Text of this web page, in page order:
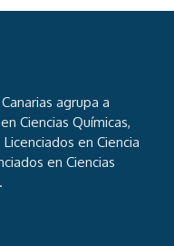
agrupa a
Ciencias Químicas,
en Ciencia
en Ciencias